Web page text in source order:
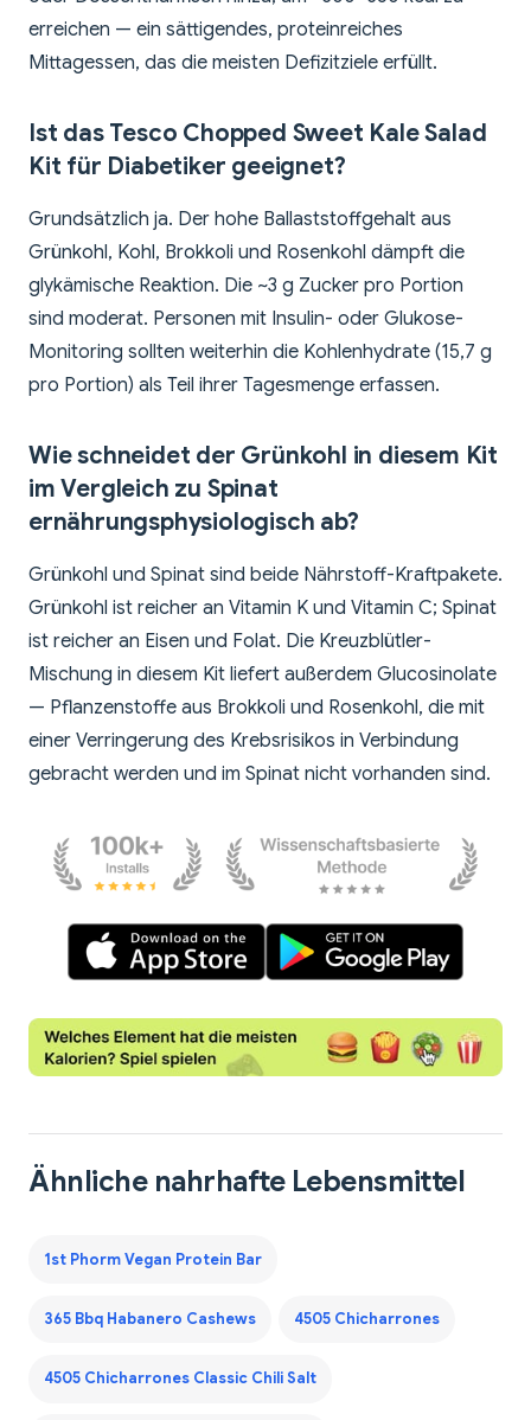
erreichen — ein sättigendes, proteinreiches
Mittagessen, das die meisten Defizitziele erfüllt.
Ist das Tesco Chopped Sweet Kale Salad
Kit für Diabetiker geeignet?
Grundsätzlich ja. Der hohe Ballaststoffgehalt aus
Grünkohl, Kohl, Brokkoli und Rosenkohl dämpft die
glykämische Reaktion. Die ~3 g Zucker pro Portion
sind moderat. Personen mit Insulin- oder Glukose-
Monitoring sollten weiterhin die Kohlenhydrate (15,7 g
pro Portion) als Teil ihrer Tagesmenge erfassen.
Wie schneidet der Grünkohl in diesem Kit
im Vergleich zu Spinat
ernährungsphysiologisch ab?
Grünkohl und Spinat sind beide Nährstoff-Kraftpakete.
Grünkohl ist reicher an Vitamin K und Vitamin C; Spinat
ist reicher an Eisen und Folat. Die Kreuzblütler-
Mischung in diesem Kit liefert außerdem Glucosinolate
— Pflanzenstoffe aus Brokkoli und Rosenkohl, die mit
einer Verringerung des Krebsrisikos in Verbindung
gebracht werden und im Spinat nicht vorhanden sind.
Ähnliche nahrhafte Lebensmittel
1st Phorm Vegan Protein Bar
365 Bbq Habanero Cashews 4505 Chicharrones
4505 Chicharrones Classic Chili Salt